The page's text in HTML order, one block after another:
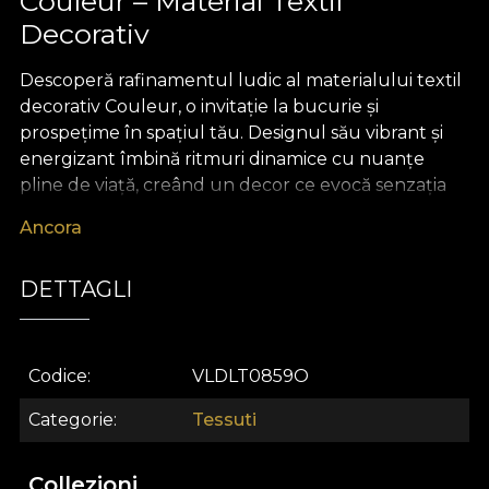
Decorativ
Descoperă rafinamentul ludic al materialului textil
decorativ Couleur, o invitație la bucurie și
prospețime în spațiul tău. Designul său vibrant și
energizant îmbină ritmuri dinamice cu nuanțe
pline de viață, creând un decor ce evocă senzația
geometrice colorate, insuflă optimism,
transformând fiecare cameră într-un univers
personalizat plin de veselie și inspirație.
excepțional de versatil și ușor de integrat în orice
proiect de design interior. Poate fi transformat cu
ușurință în draperii care animă încăperea, tapițerii
Ancora
DETTAGLI
Codice VLDLT0859O
Categorie Tessuti